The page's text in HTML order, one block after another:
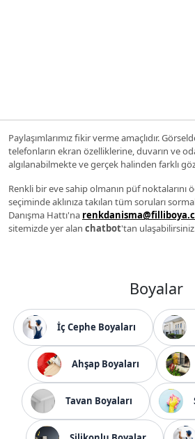
Paylaşımlarımız fikir verme amaçlıdır.
telefonların ekran özelliklerine, duvarın ve
algılanabilmekte ve gerçek halinden farklı
Renkli bir eve sahip olmanın püf noktalarını
seçiminde aklınıza takılan tüm soruları
Danışma Hattı'na
sitemizde yer alan chatbot'tan
Boyalar
İç Cephe Boyaları
Ahşap Boyaları
Tavan Boyaları